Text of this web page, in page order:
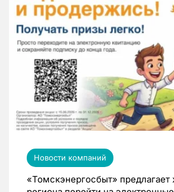
Новости компаний
«Томскэнергосбыт»